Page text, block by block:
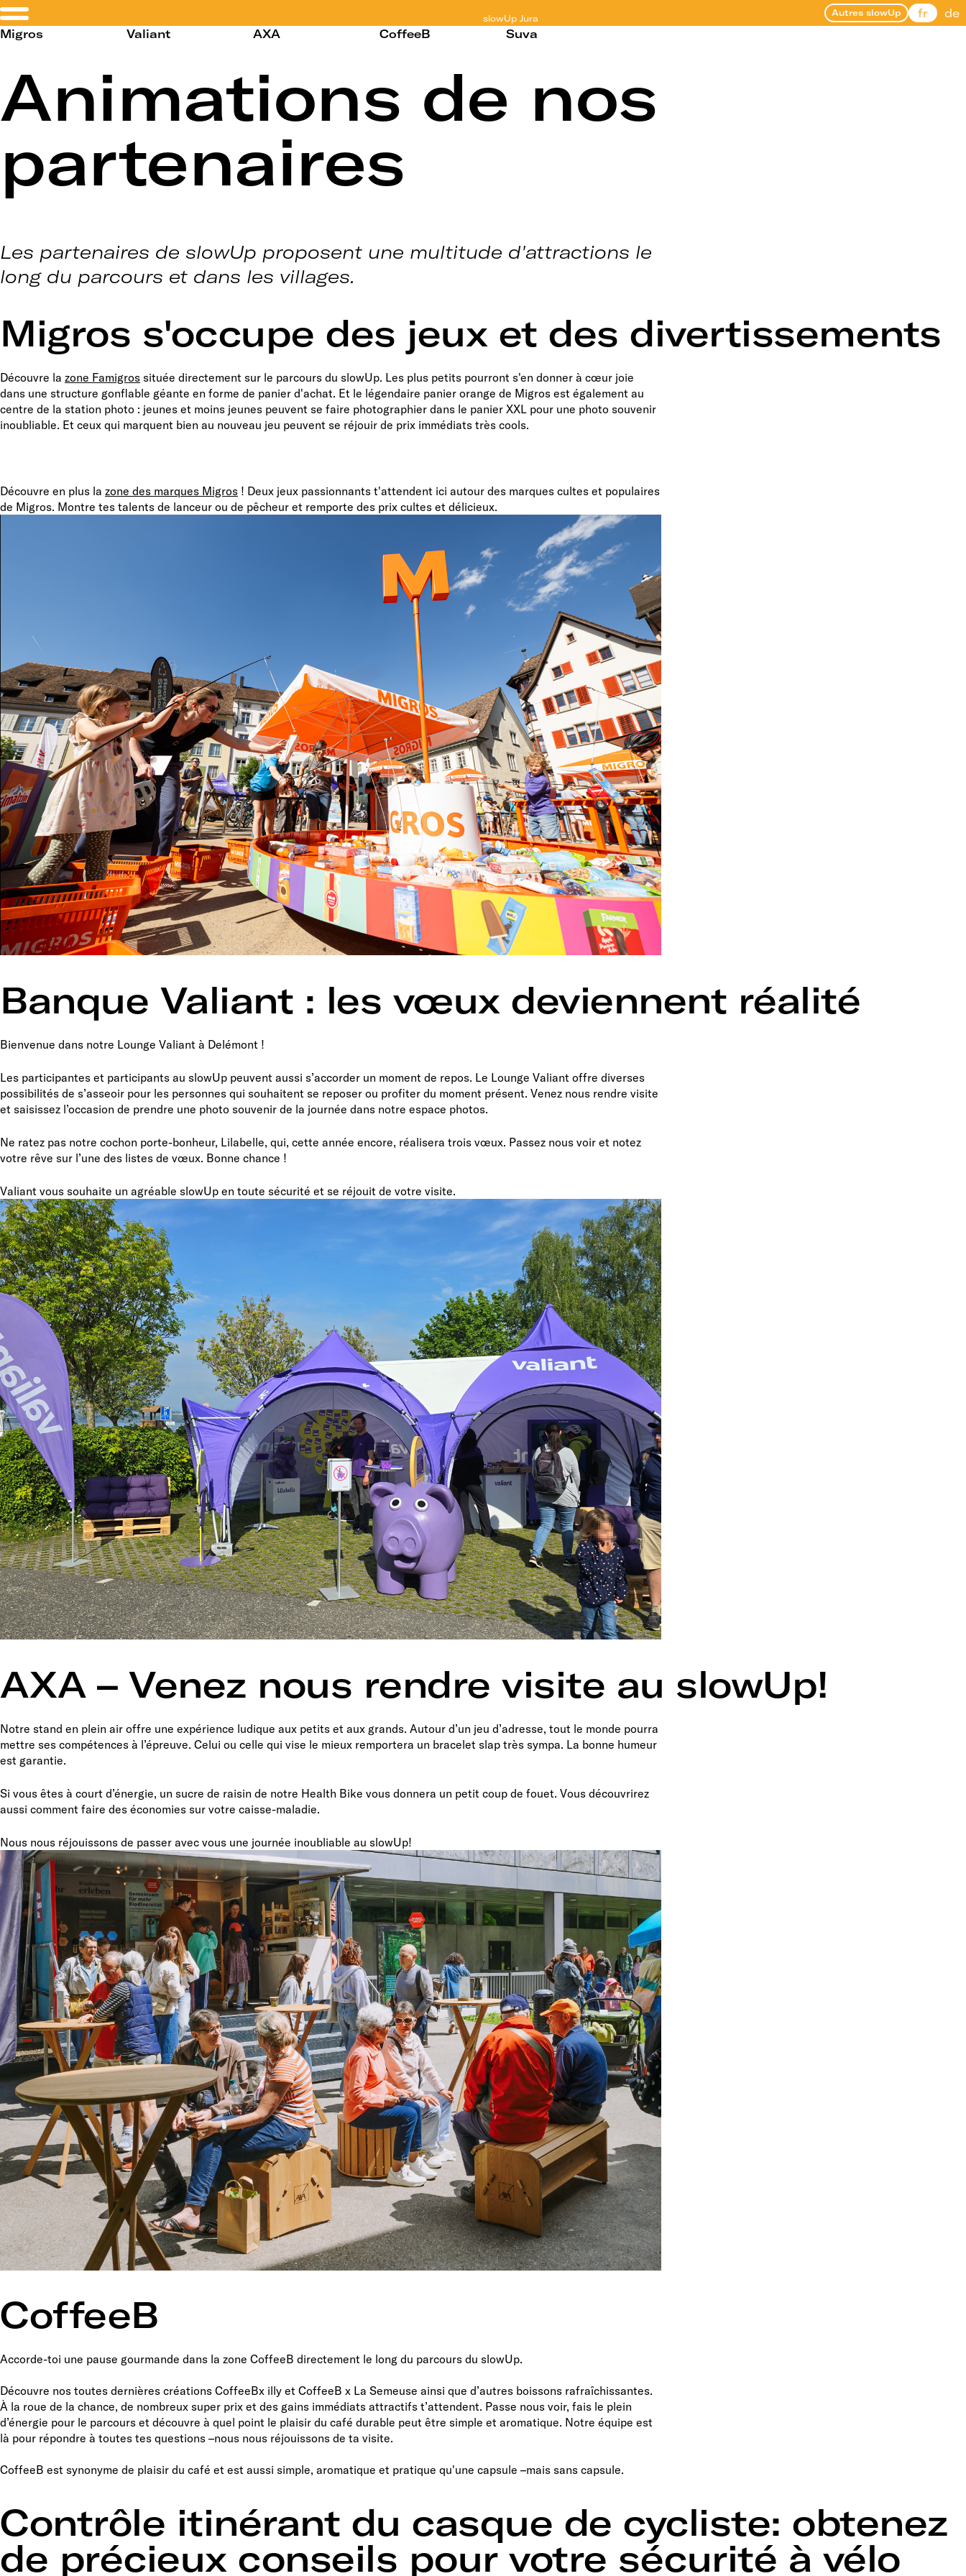
slowUp Jura
Autres slowUp fr
de
Migros
Valiant AXA CoffeeB Suva
Animations de nos
partenaires
Les partenaires de slowUp proposent une multitude d'attractions le
long du parcours et dans les villages.
Migros s'occupe des jeux et des divertissements
Découvre la zone Famigros située directement sur le parcours du slowUp. Les plus petits pourront s'en donner à cœur joie
dans une structure gonflable géante en forme de panier d'achat. Et le légendaire panier orange de Migros est également au
centre de la station photo : jeunes et moins jeunes peuvent se faire photographier dans le panier XXL pour une photo souvenir
inoubliable. Et ceux qui marquent bien au nouveau jeu peuvent se réjouir de prix immédiats très cools.
Découvre en plus la zone des marques Migros ! Deux jeux passionnants t'attendent ici autour des marques cultes et populaires
de Migros. Montre tes talents de lanceur ou de pêcheur et remporte des prix cultes et délicieux.
Banque Valiant : les vœux deviennent réalité
Bienvenue dans notre Lounge Valiant à Delémont !
Les participantes et participants au slowUp peuvent aussi s’accorder un moment de repos. Le Lounge Valiant offre diverses
possibilités de s’asseoir pour les personnes qui souhaitent se reposer ou profiter du moment présent. Venez nous rendre visite
et saisissez l’occasion de prendre une photo souvenir de la journée dans notre espace photos.
Ne ratez pas notre cochon porte-bonheur, Lilabelle, qui, cette année encore, réalisera trois vœux. Passez nous voir et notez
votre rêve sur l’une des listes de vœux. Bonne chance !
Valiant vous souhaite un agréable slowUp en toute sécurité et se réjouit de votre visite.
AXA – Venez nous rendre visite au slowUp!
Notre stand en plein air offre une expérience ludique aux petits et aux grands. Autour d’un jeu d’adresse, tout le monde pourra
mettre ses compétences à l’épreuve. Celui ou celle qui vise le mieux remportera un bracelet slap très sympa. La bonne humeur
est garantie.
Si vous êtes à court d’énergie, un sucre de raisin de notre Health Bike vous donnera un petit coup de fouet. Vous découvrirez
aussi comment faire des économies sur votre caisse-maladie.
Nous nous réjouissons de passer avec vous une journée inoubliable au slowUp!
CoffeeB
Accorde-toi une pause gourmande dans la zone CoffeeB directement le long du parcours du slowUp.
Découvre nos toutes dernières créations CoffeeBx illy et CoffeeB x La Semeuse ainsi que d’autres boissons rafraîchissantes.
À la roue de la chance, de nombreux super prix et des gains immédiats attractifs t’attendent. Passe nous voir, fais le plein
d’énergie pour le parcours et découvre à quel point le plaisir du café durable peut être simple et aromatique. Notre équipe est
là pour répondre à toutes tes questions –nous nous réjouissons de ta visite.
CoffeeB est synonyme de plaisir du café et est aussi simple, aromatique et pratique qu'une capsule –mais sans capsule.
Contrôle itinérant du casque de cycliste: obtenez
de précieux conseils pour votre sécurité à vélo